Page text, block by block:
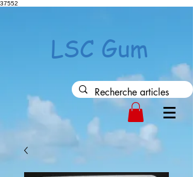
37552
LSC Gum